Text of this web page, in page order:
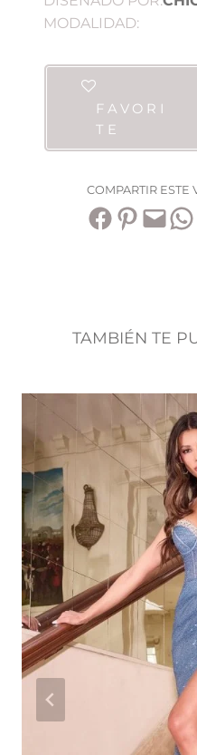
MODALIDAD:
FAVORI
TE
COMPARTIR ESTE
Compartir en Facebook Compartir en Pinterest Envía esta página por correo electrónico Compartir en WhatsApp
TAMBIÉN TE